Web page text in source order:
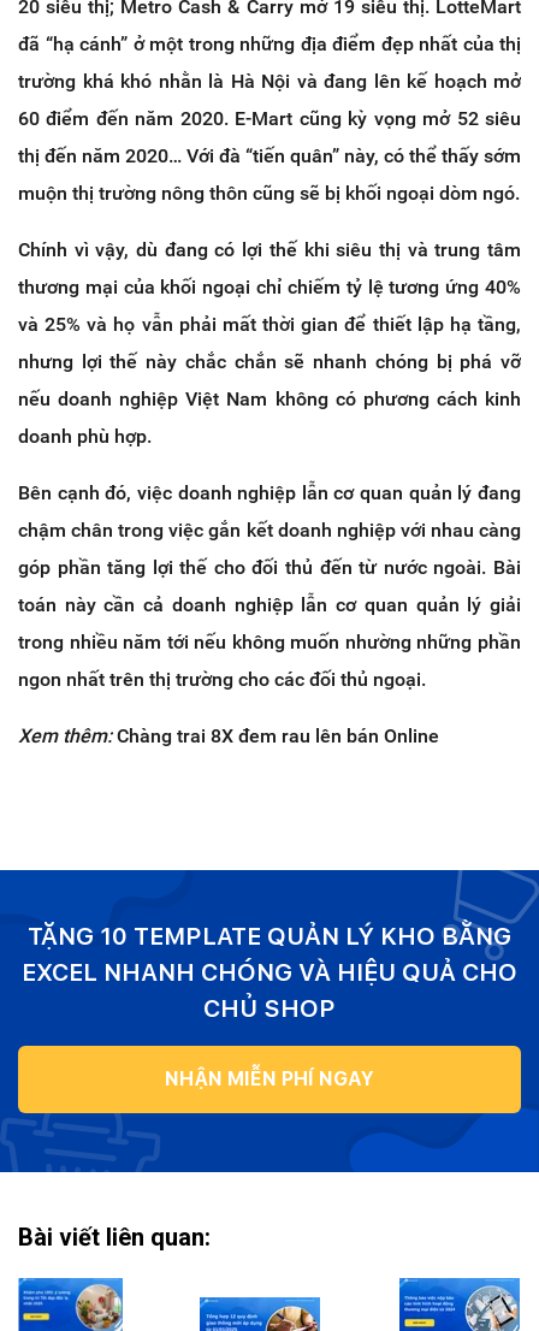
20 siêu thị; Metro Cash & Carry mở 19 siêu thị. LotteMart
đã “hạ cánh” ở một trong những địa điểm đẹp nhất của thị
trường khá khó nhằn là Hà Nội và đang lên kế hoạch mở
60 điểm đến năm 2020. E-Mart cũng kỳ vọng mở 52 siêu
thị đến năm 2020… Với đà “tiến quân” này, có thể thấy sớm
muộn thị trường nông thôn cũng sẽ bị khối ngoại dòm ngó.
Chính vì vậy, dù đang có lợi thế khi siêu thị và trung tâm
thương mại của khối ngoại chỉ chiếm tỷ lệ tương ứng 40%
và 25% và họ vẫn phải mất thời gian để thiết lập hạ tầng,
nhưng lợi thế này chắc chắn sẽ nhanh chóng bị phá vỡ
nếu doanh nghiệp Việt Nam không có phương cách kinh
doanh phù hợp.
Bên cạnh đó, việc doanh nghiệp lẫn cơ quan quản lý đang
chậm chân trong việc gắn kết doanh nghiệp với nhau càng
góp phần tăng lợi thế cho đối thủ đến từ nước ngoài. Bài
toán này cần cả doanh nghiệp lẫn cơ quan quản lý giải
trong nhiều năm tới nếu không muốn nhường những phần
ngon nhất trên thị trường cho các đối thủ ngoại.
Xem thêm:Chàng trai 8X đem rau lên bán Online
TẶNG 10 TEMPLATE QUẢN LÝ KHO BẰNG
EXCEL NHANH CHÓNG VÀ HIỆU QUẢ CHO
CHỦ SHOP
NHẬN MIỄN PHÍ NGAY
Bài viết liên quan: